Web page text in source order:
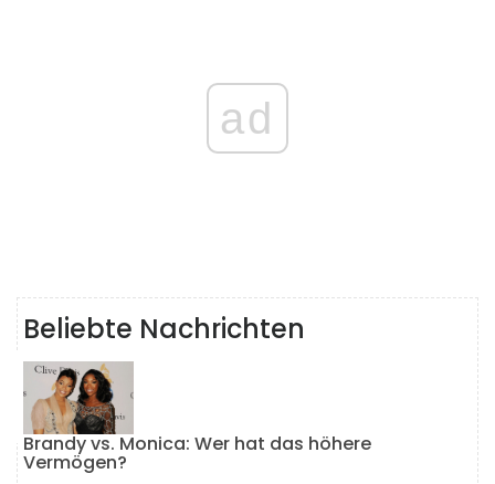
ad
Beliebte Nachrichten
Brandy vs. Monica: Wer hat das höhere
Vermögen?